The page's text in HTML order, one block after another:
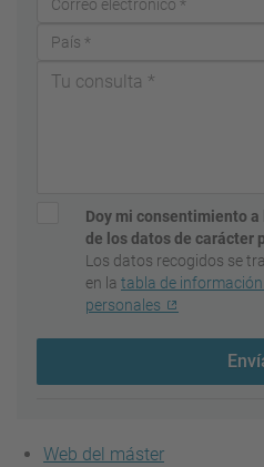
Doy mi consentimiento
de los datos de carácter
Los datos recogidos se
en la tabla de
personales
Web del máster